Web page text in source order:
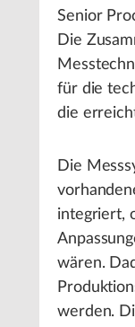
Senior
Die
für die
die
Die
integriert,
wären.
werden.